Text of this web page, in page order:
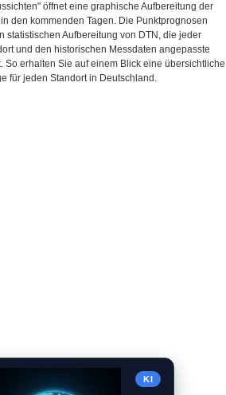
öffnet eine graphische Aufbereitung der
den kommenden Tagen. Die Punktprognosen
statistischen Aufbereitung von DTN, die jeder
und den historischen Messdaten angepasste
So erhalten Sie auf einem Blick eine übersichtliche
für jeden Standort in Deutschland.
KI